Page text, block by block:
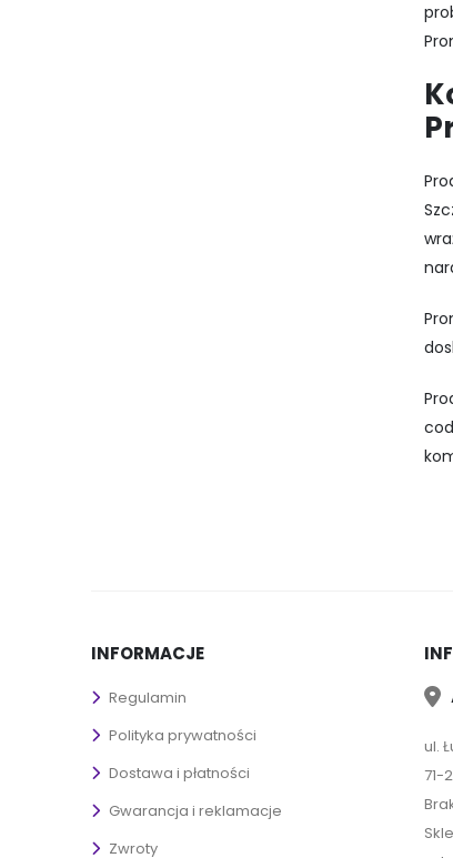
INFORMACJE
Regulamin
Polityka prywatności
Dostawa i płatności
Gwarancja i reklamacje
Zwroty
ul.
71-